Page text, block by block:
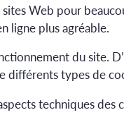
Web pour
ligne plus agréable.
du site.
différents types de
techniques